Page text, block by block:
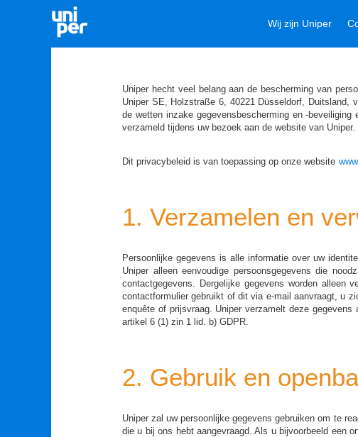
Wij zijn Uniper
Uniper hecht veel belang aan de bescherming van
Uniper SE, Holzstraße 6, 40221 Düsseldorf, Duitsland,
de wetten inzake gegevensbescherming en -
verzameld tijdens uw bezoek aan de website van Uniper.
Dit privacybeleid is van toepassing op onze website
1. Verzamelen en
Persoonlijke gegevens is alle informatie over uw
Uniper alleen eenvoudige persoonsgegevens die
contactgegevens. Dergelijke gegevens worden alleen
contactformulier gebruikt of dit via e-mail aanvraagt, u
enquête of prijsvraag. Uniper verzamelt deze
artikel 6 (1) zin 1 lid. b) GDPR.
2. Gebruik en
Uniper zal uw persoonlijke gegevens gebruiken om te
die u bij ons hebt aangevraagd. Als u bijvoorbeeld een